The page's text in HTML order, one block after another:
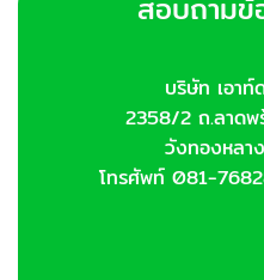
chosen
on
product
บริษัท เอา
2358/2 ถ.ลาดพ
วังทองหลา
โทรศัพท์ 081-